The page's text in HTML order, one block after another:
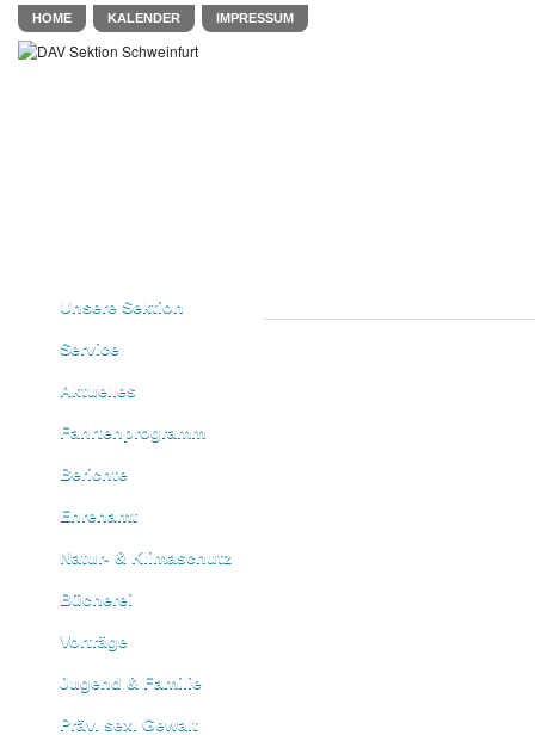
HOME KALENDER IMPRESSUM
Unsere Sektion
Service
Aktuelles
Fahrtenprogramm
Berichte
Ehrenamt
Natur- & Klimaschutz
Bücherei
Vorträge
Jugend & Familie
Präv. sex. Gewalt